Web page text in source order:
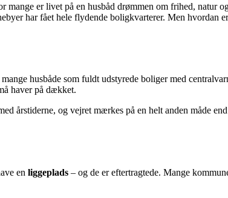
er livet på en husbåd drømmen om frihed, natur
har fået hele flydende boligkvarterer. Men hvordan
husbåde som fuldt udstyrede boliger med
haver på dækket.
årstiderne, og vejret mærkes på en helt anden måde
en liggeplads – og de er eftertragtede. Mange